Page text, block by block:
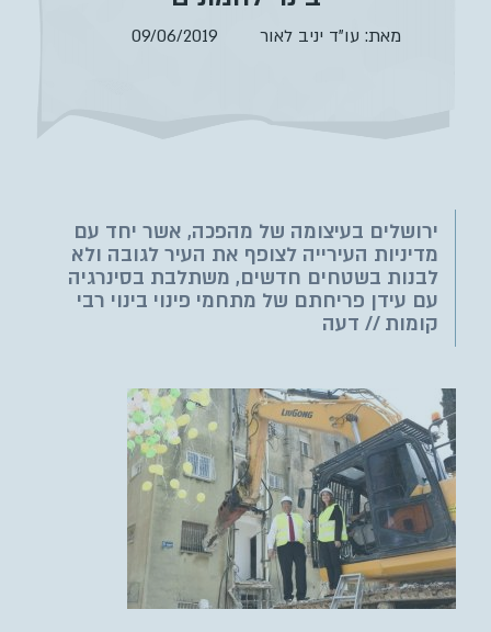
ניגודיות כהה
האפשרויות
מאת: עו”ד יניב לאור 09/06/2019
ירושלים בעיצומה של מהפכה, אשר יחד עם
מדיניות העירייה לצופף את העיר לגובה ולא
לבנות בשטחים חדשים, משתלבת בסינרגיה
עם עידן פריחתם של מתחמי פינוי בינוי רבי
קומות // דעה